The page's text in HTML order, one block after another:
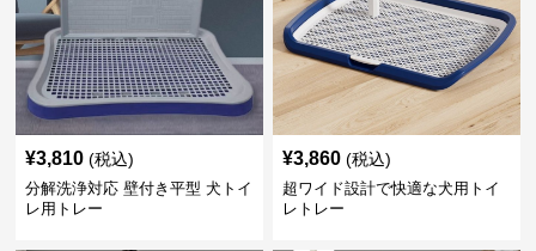
¥3,810 (税込)
分解洗浄対応 壁付き平型 犬トイ
レ用トレー
¥3,860 (税込)
超ワイド設計で快適な犬用トイ
レトレー